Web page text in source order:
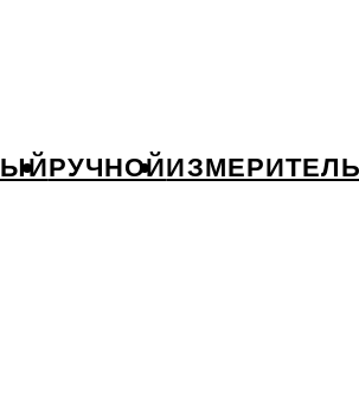
РУЧНОЙ